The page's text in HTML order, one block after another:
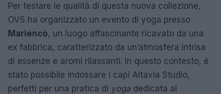
Per testare le qualità di questa nuova collezione,
OVS ha organizzato un evento di yoga presso
Mariencò, un luogo affascinante ricavato da una
ex fabbrica, caratterizzato da un’atmosfera intrisa
di essenze e aromi rilassanti. In questo contesto, è
stato possibile indossare i capi Altavia Studio,
perfetti per una pratica di yoga dedicata al